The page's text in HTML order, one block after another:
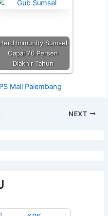
Herd Immunity Sumsel
Capai 70 Persen
Diakhir Tahun
PS Mall Palembang
NEXT